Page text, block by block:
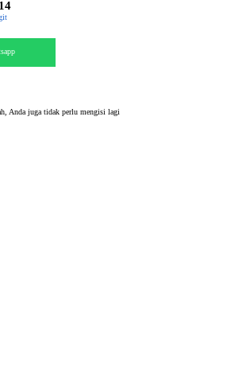
Anda juga tidak perlu mengisi lagi